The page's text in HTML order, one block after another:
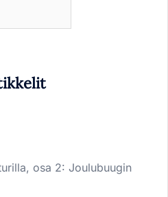
osa 2: Joulubuugin